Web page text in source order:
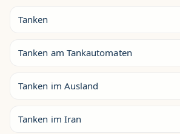
Tanken
Tanken am Tankautomaten
Tanken im Ausland
Tanken im Iran